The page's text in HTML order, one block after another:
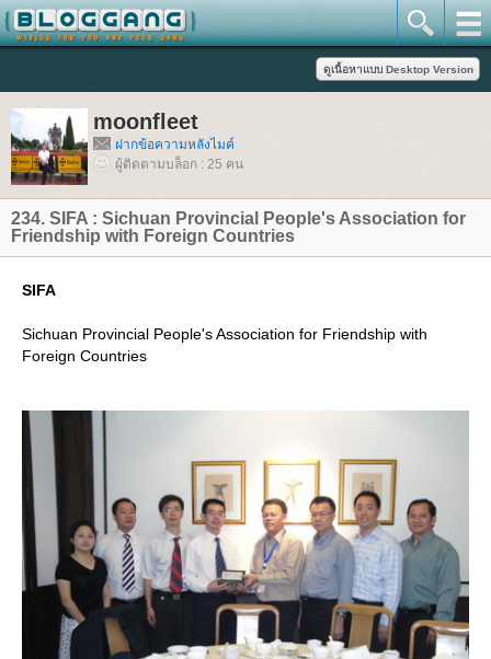
moonfleet
ฝากข้อความหลังไมค์
ผู้ติดตามบล็อก : 25 คน
234. SIFA : Sichuan Provincial People's Association for
Friendship with Foreign Countries
SIFA
Sichuan Provincial People's Association for Friendship with
Foreign Countries